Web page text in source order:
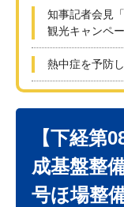
知事記者会見
観光キャンペ
熱中症を予防
【下経第
成基盤整
号ほ場整